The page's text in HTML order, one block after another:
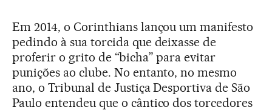
Em 2014, o Corinthians lançou um manifesto
pedindo à sua torcida que deixasse de
proferir o grito de “bicha” para evitar
punições ao clube. No entanto, no mesmo
ano, o Tribunal de Justiça Desportiva de São
Paulo entendeu que o cântico dos torcedores